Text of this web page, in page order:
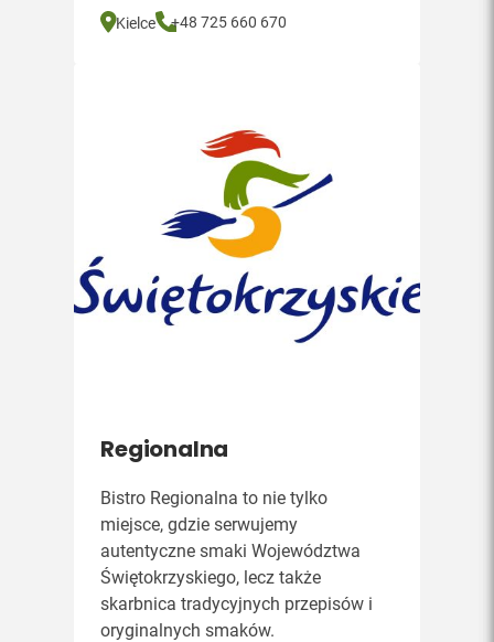
Kielce +48 725 660 670
Regionalna
Bistro Regionalna to nie tylko
miejsce, gdzie serwujemy
autentyczne smaki Województwa
Świętokrzyskiego, lecz także
skarbnica tradycyjnych przepisów i
oryginalnych smaków.